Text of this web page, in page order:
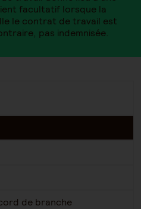
facultatif lorsque la
le contrat de travail est
pas indemnisée.
de branche